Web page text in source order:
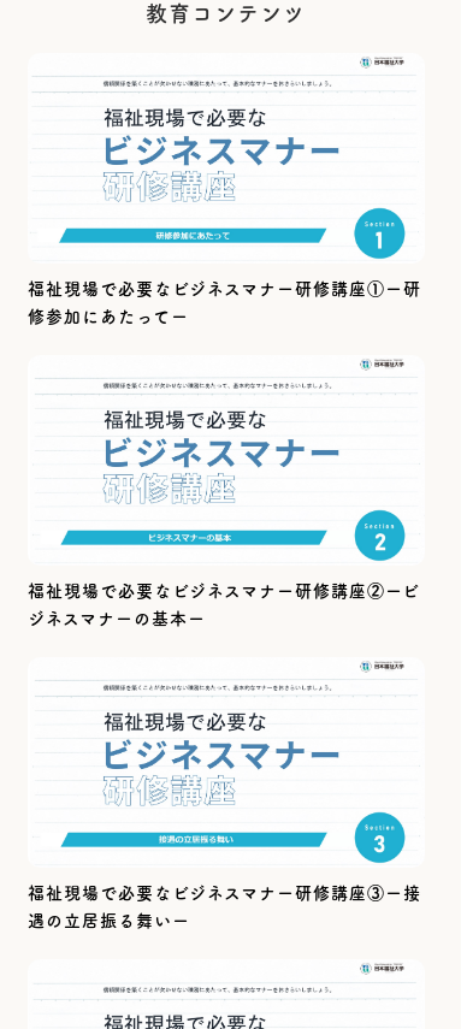
教育コンテンツ
福祉現場で必要なビジネスマナー研修講座①ー研
修参加にあたってー
福祉現場で必要なビジネスマナー研修講座②ービ
ジネスマナーの基本ー
福祉現場で必要なビジネスマナー研修講座③ー接
遇の立居振る舞いー